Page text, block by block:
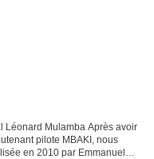
Léonard Mulamba Après avoir
pilote MBAKI, nous
en 2010 par Emmanuel